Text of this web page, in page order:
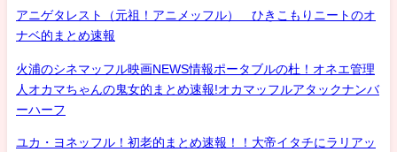
アニゲタレスト（元祖！アニメッフル） ひきこもりニートのオ
ナベ的まとめ速報
火浦のシネマッフル映画NEWS情報ポータブルの杜！オネエ管理
人オカマちゃんの鬼女的まとめ速報!オカマッフルアタックナンバ
ーハーフ
ユカ・ヨネッフル！初老的まとめ速報！！大帝イタチにラリアッ